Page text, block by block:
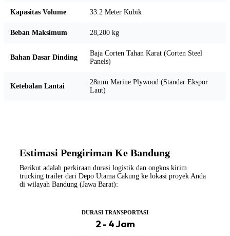
Kapasitas Volume 33.2 Meter Kubik
Beban Maksimum 28,200 kg
Bahan Dasar Dinding
Baja Corten Tahan Karat (Corten Steel
Panels)
Ketebalan Lantai
28mm Marine Plywood (Standar Ekspor
Laut)
Estimasi Pengiriman Ke Bandung
Berikut adalah perkiraan durasi logistik dan ongkos kirim
trucking trailer dari Depo Utama Cakung ke lokasi proyek Anda
di wilayah Bandung (Jawa Barat):
DURASI TRANSPORTASI
2 - 4 Jam